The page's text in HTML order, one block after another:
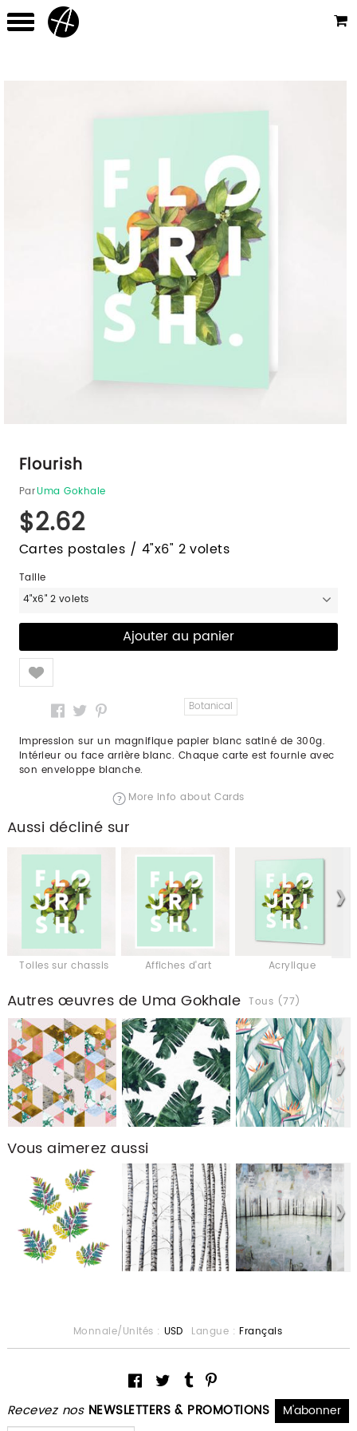
Flourish
ParUma Gokhale
$2.62
Cartes postales / 4"x6" 2 volets
Taille
4"x6" 2 volets
Like
Botanical
Impression sur un magnifique papier blanc satiné de 300g.
Intérieur ou face arrière blanc. Chaque carte est fournie avec
son enveloppe blanche.
More info about Cards
Aussi décliné sur
Toiles sur chassis Affiches d'art Acrylique
Autres œuvres de Uma Gokhale Tous (77)
Vous aimerez aussi
Recevez nos NEWSLETTERS & PROMOTIONS
Monnaie/Unités : USD Langue : Français